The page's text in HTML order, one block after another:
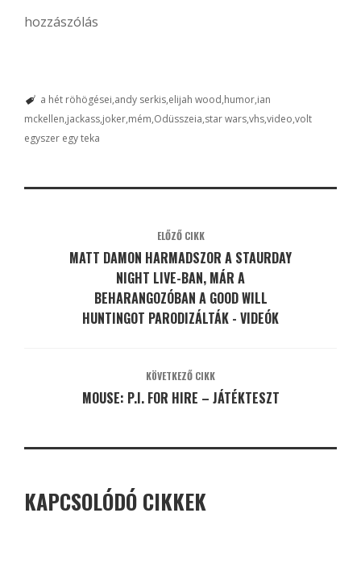
hozzászólás
a hét röhögései andy serkis elijah wood humor ian
mckellen jackass joker mém Odüsszeia star warsvhsvideo volt
egyszer egy teka
ELŐZŐ CIKK
MATT DAMON HARMADSZOR A STAURDAY
NIGHT LIVE-BAN, MÁR A
BEHARANGOZÓBAN A GOOD WILL
HUNTINGOT PARODIZÁLTÁK - VIDEÓK
KÖVETKEZŐ CIKK
MOUSE: P.I. FOR HIRE – JÁTÉKTESZT
KAPCSOLÓDÓ CIKKEK